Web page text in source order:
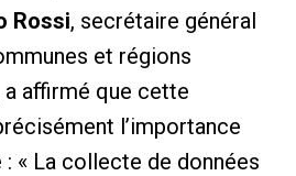
Rossi, secrétaire général
et régions
a affirmé que cette
l’importance
« La collecte de données